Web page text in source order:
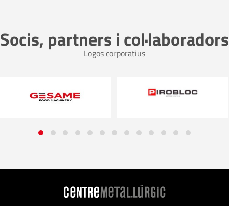
Socis, partners i col·laboradors
Logos corporatius